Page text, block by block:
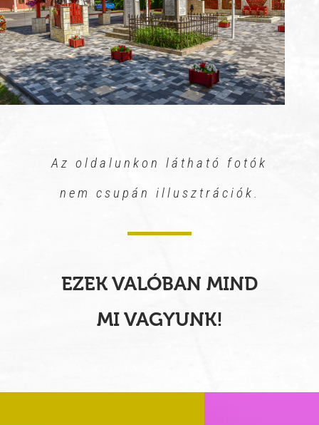
Az oldalunkon látható fotók
nem csupán illusztrációk.
EZEK VALÓBAN MIND
MI VAGYUNK!